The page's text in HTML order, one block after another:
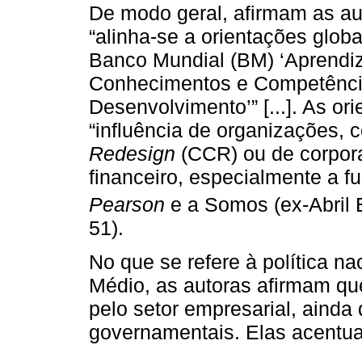
De modo geral, afirmam as
“alinha-se a orientações
Banco Mundial (BM)
Conhecimentos e
Desenvolvimento’” [...]. As
“influência de organizações,
Redesign (CCR) ou de
financeiro, especialmente a
Pearson e a Somos (ex-Abril
51).
No que se refere à política
Médio, as autoras afirmam
pelo setor empresarial,
governamentais. Elas